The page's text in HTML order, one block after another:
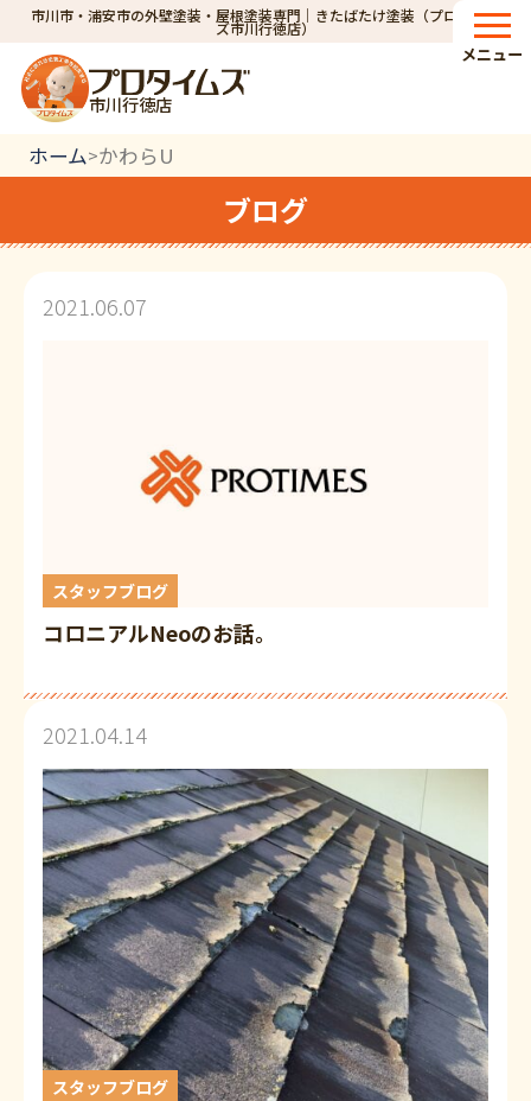
市川市・浦安市の外壁塗装・屋根塗装専門｜きたばたけ塗装（プロタイム
ズ市川行徳店）
市川行徳店
メニュー
ホーム>かわらU
ブログ
2021.06.07
スタッフブログ
コロニアルNeoのお話。
2021.04.14
スタッフブログ